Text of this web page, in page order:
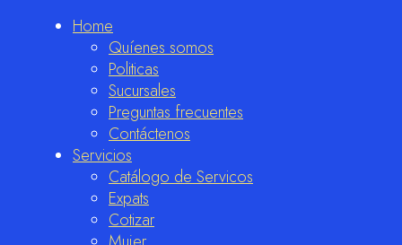
Home
Quíenes somos
Politicas
Sucursales
Preguntas frecuentes
Contáctenos
Servicios
Catálogo de Servicos
Expats
Cotizar